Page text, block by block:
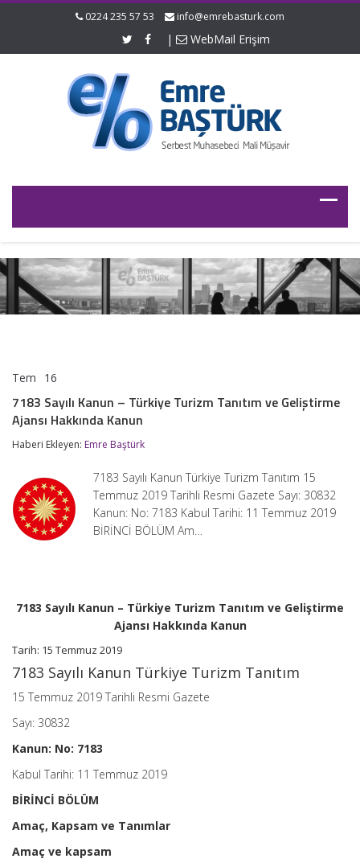
0224 235 57 53 info@emrebasturk.com
| WebMail Erişim
Tem 16
Kanun
–
Turizm
Ajansı
Hakkında
Kanun
7183 Sayılı Kanun – Türkiye Turizm Tanıtım ve Geliştirme
Ajansı Hakkında Kanun
Haberi Ekleyen: Emre Baştürk
7183 Sayılı Kanun Türkiye Turizm Tanıtım 15
Temmuz 2019 Tarihli Resmi Gazete Sayı: 30832
Kanun: No: 7183 Kabul Tarihi: 11 Temmuz 2019
BİRİNCİ BÖLÜM Am…
7183 Sayılı Kanun – Türkiye Turizm Tanıtım ve Geliştirme
Ajansı Hakkında Kanun
Tarih: 15 Temmuz 2019
7183 Sayılı Kanun Türkiye Turizm Tanıtım
15 Temmuz 2019 Tarihli Resmi Gazete
Sayı: 30832
Kanun: No: 7183
Kabul Tarihi: 11 Temmuz 2019
BİRİNCİ BÖLÜM
Amaç, Kapsam ve Tanımlar
Amaç ve kapsam